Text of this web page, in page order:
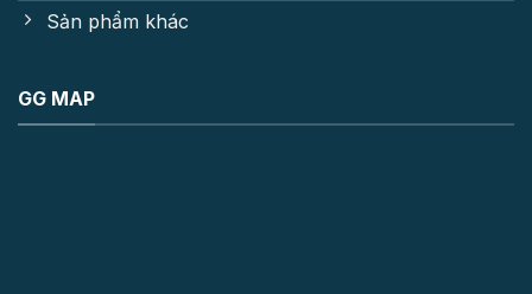
Sản phẩm khác
GG MAP